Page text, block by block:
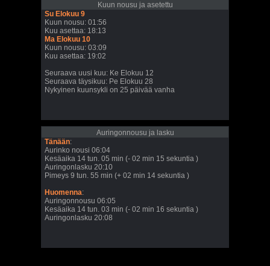
Kuun nousu ja asetettu
Su Elokuu 9
Kuun nousu: 01:56
Kuu asettaa: 18:13
Ma Elokuu 10
Kuun nousu: 03:09
Kuu asettaa: 19:02
Seuraava uusi kuu: Ke Elokuu 12
Seuraava täysikuu: Pe Elokuu 28
Nykyinen kuunsykli on 25 päivää vanha
Auringonnousu ja lasku
Tänään:
Aurinko nousi 06:04
Kesäaika 14 tun. 05 min (- 02 min 15 sekuntia )
Auringonlasku 20:10
Pimeys 9 tun. 55 min (+ 02 min 14 sekuntia )
Huomenna:
Auringonnousu 06:05
Kesäaika 14 tun. 03 min (- 02 min 16 sekuntia )
Auringonlasku 20:08